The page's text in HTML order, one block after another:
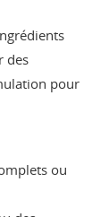
des
pour
ou